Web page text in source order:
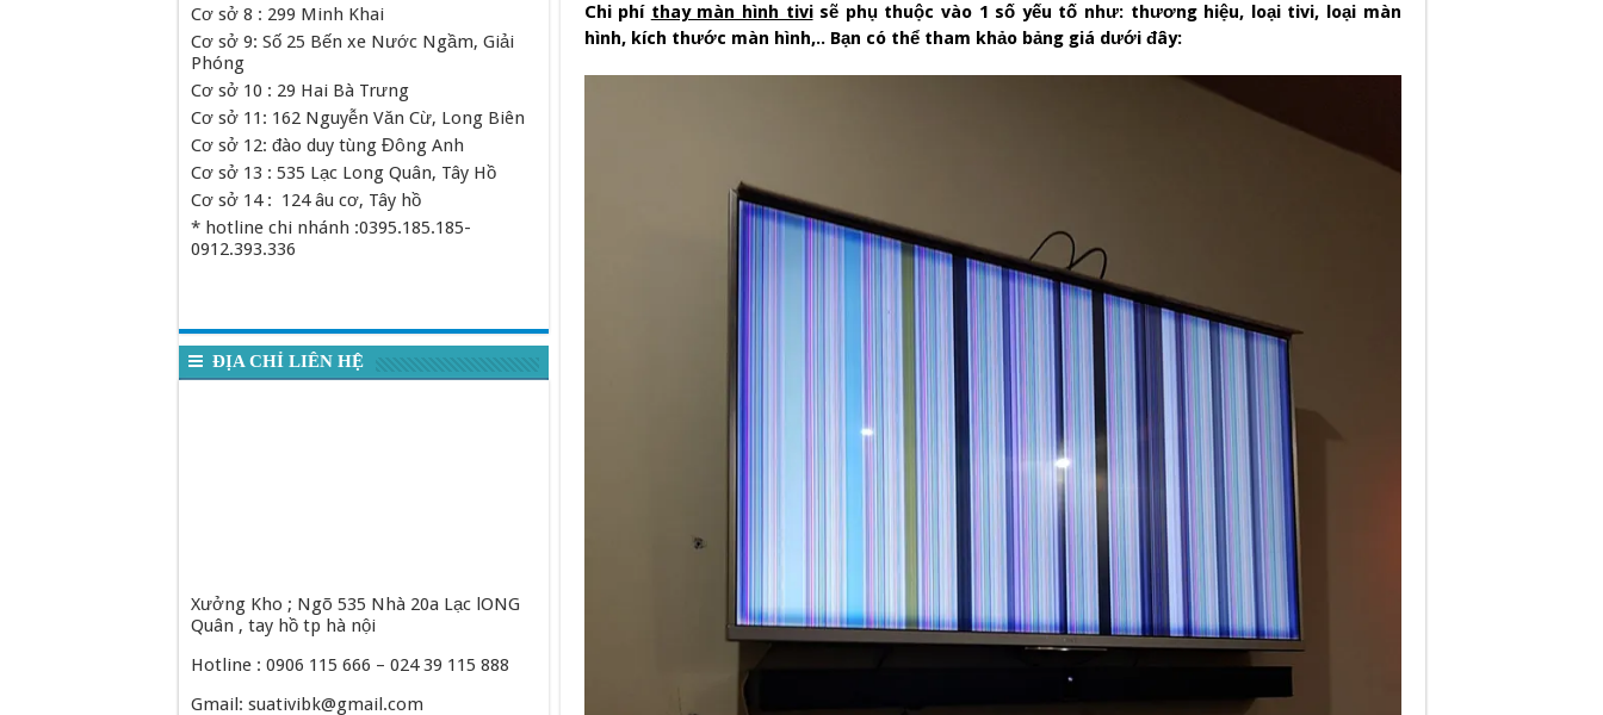
Chi phí thay màn hình tivisẽ phụ thuộc vào 1 số yếu tố như: thương hiệu, loại tivi, loại màn
hình, kích thước màn hình,.. Bạn có thể tham khảo bảng giá dưới đây:
Cơ sở 8 : 299 Minh Khai
Cơ sở 9: Số 25 Bến xe Nước Ngầm, Giải
Phóng
Cơ sở 10 : 29 Hai Bà Trưng
Cơ sở 11: 162 Nguyễn Văn Cừ, Long Biên
Cơ sở 12: đào duy tùng Đông Anh
Cơ sở 13 : 535 Lạc Long Quân, Tây Hồ
Cơ sở 14 : 124 âu cơ, Tây hồ
* hotline chi nhánh :0395.185.185-
0912.393.336
ĐỊA CHỈ LIÊN HỆ
Xưởng Kho ; Ngõ 535 Nhà 20a Lạc lONG
Quân , tay hồ tp hà nội
Hotline : 0906 115 666 – 024 39 115 888
Gmail: suativibk@gmail.com